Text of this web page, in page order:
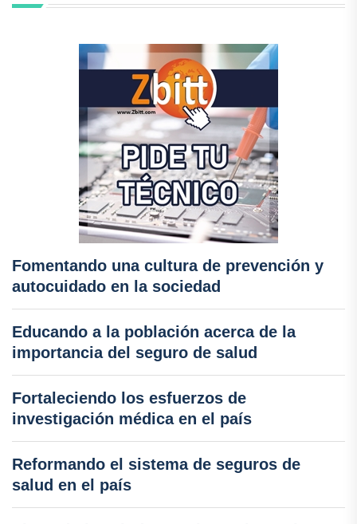
Fomentando una cultura de prevención y
autocuidado en la sociedad
Educando a la población acerca de la
importancia del seguro de salud
Fortaleciendo los esfuerzos de
investigación médica en el país
Reformando el sistema de seguros de
salud en el país